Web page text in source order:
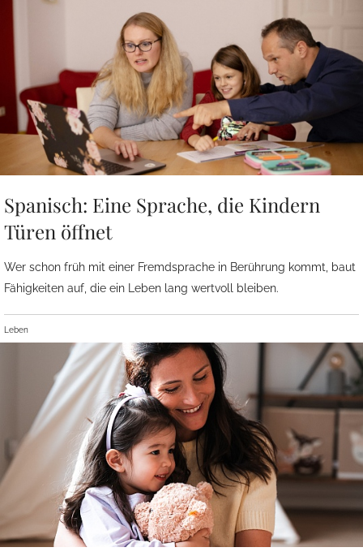
Spanisch: Eine Sprache, die Kindern
Türen öffnet
Wer schon früh mit einer Fremdsprache in Berührung kommt, baut
Fähigkeiten auf, die ein Leben lang wertvoll bleiben.
Leben